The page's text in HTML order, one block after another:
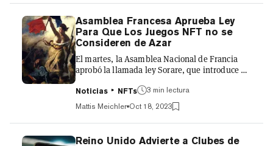
Asamblea Francesa Aprueba Ley
Para Que Los Juegos NFT no se
Consideren de Azar
El martes, la Asamblea Nacional de Francia
aprobó la llamada ley Sorare, que introduce el
videojuegos que utilizan NFTs y esquemas de
monetización impulsados por criptomonedas.
Fue votada como parte de la Ley de Regulación
del Espacio Digital, o SREN, en la Asamblea
Nacional de Francia, en la que participaron 561
Noticias NFTs
3 min lectura
Mattis Meichler Oct 18, 2023
Reino Unido Advierte a Clubes de